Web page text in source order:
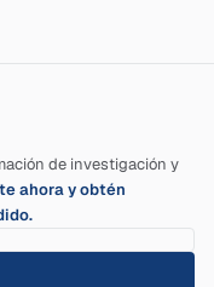
de investigación y
ahora y obtén